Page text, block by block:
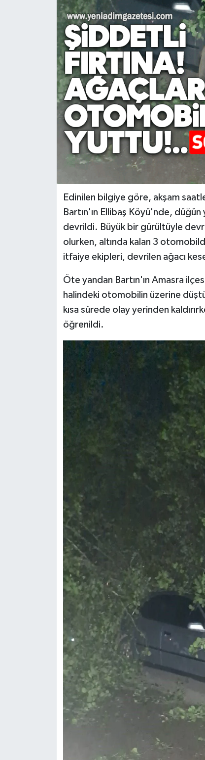
Edinilen bilgiye göre, akşam
Bartın'ın Ellibaş Köyü'nde, düğün
devrildi. Büyük bir gürültüyle
olurken, altında kalan 3
itfaiye ekipleri, devrilen ağacı
Öte yandan Bartın'ın Amasra
halindeki otomobilin üzerine
kısa sürede olay yerinden
öğrenildi.
RESMİ İLAN